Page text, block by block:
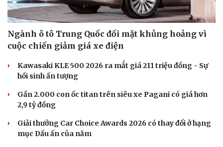
Ngành ô tô Trung Quốc đối mặt khủng hoảng vì
cuộc chiến giảm giá xe điện
Kawasaki KLE 500 2026 ra mắt giá 211 triệu đồng - Sự
hồi sinh ấn tượng
Gần 2.000 con ốc titan trên siêu xe Pagani có giá hơn
2,9 tỷ đồng
Giải thưởng Car Choice Awards 2026 có thay đổi ở hạng
mục Dấu ấn của năm